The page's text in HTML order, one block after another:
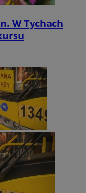
W Tychach